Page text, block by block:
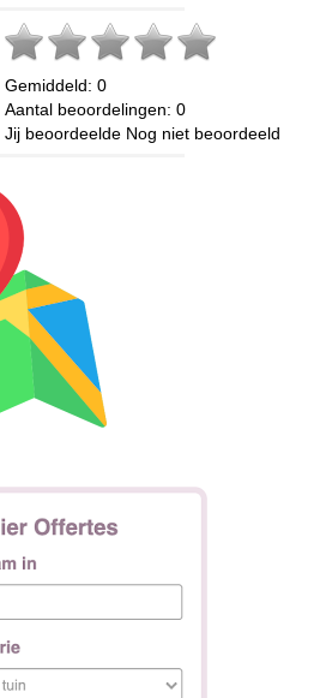
Gemiddeld: 0
Aantal beoordelingen: 0
Jij beoordeelde Nog niet beoordeeld